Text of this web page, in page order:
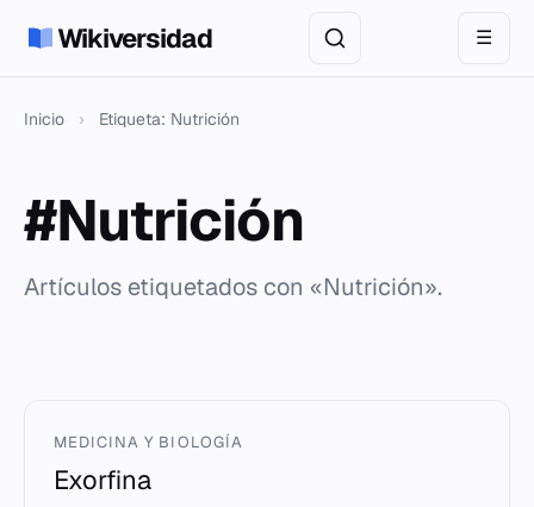
Wikiversidad ☰
Inicio › Etiqueta: Nutrición
#Nutrición
Artículos etiquetados con «Nutrición».
MEDICINA Y BIOLOGÍA
Exorfina